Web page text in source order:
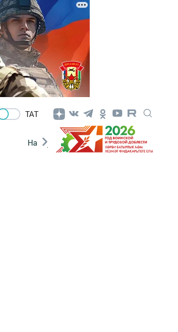
ТАТ
Нацпроекты Поколение будущего